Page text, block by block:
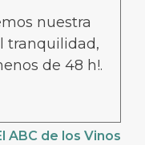
nuestra
tranquilidad,
de 48 h!.
ABC de los Vinos